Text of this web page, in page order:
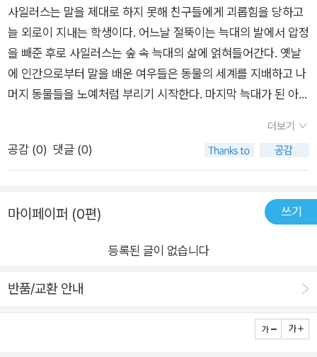
#도서 #신간도서 #신간 #도서리뷰 #추천도서 #책추천 ​
리뷰는 출판사로부터 도서를 제공받아 작성했습니다**
대와 여우가 갖는 상반된 은유적 의미가 판타지와 절묘하게 엮여
들어가'자연과 인간', '말의 힘' 등 다양한 주제를 깊이 생각해볼 수
있는 여지를 주는 책이었다.
마찬가지로 입이 떨어지지 않았기 때문이다. 억압하고 강요하는
말을 들으면 본인이 힘이 있다는 것을 잊어버리고 그 말 아래 굴
복하게 된다. 이것은 말이 가진 힘을 악용하는 것이 분명하다. 사
실 책 초반에는 여우와 늑대 중 누가 거짓말을 하고 있는지 분간
하기 어려웠다. 그만큼 노련한 거짓말은 듣는 사람의 판단을 흐린
다. 나를 위해주는는 것 같지만, 살살 꼬드겨 나를 이용하곤 한다.
어쨌든 인간을 따라 하는 여우들의 공동체와 여우의 거짓말로 인
다고 여겼는데, 책 말미에 실린 작가 인터뷰에서 아이디어의 근원
을 알 수 있었다. 작가 샘 톰슨에게는 3명의 아들이 있는데, 한 아
이가 5살 무렵에 언어 장애를 조금 겪었다고 한다. 그는 늑대에
말을 했다고 한다. 이것이 이야기의 주인공들을 정하는 재료가 되
통해 인간 세계의 잘못된 부분을 지적하고 있다는 느낌을 받았다.
사일러스는 말을 제대로 하지 못해 친구들에게 괴롭힘을 당하고
늘 외로이 지내는 학생이다. 어느날 절뚝이는 늑대의 발에서 압정
을 빼준 후로 사일러스는 숲 속 늑대의 삶에 얽혀들어간다. 옛날
에 인간으로부터 말을 배운 여우들은 동물의 세계를 지배하고 나
머지 동물들을 노예처럼 부리기 시작한다. 마지막 늑대가 된 아이
놔주지 않는다.사일러스는 늑대의 편이 되어 함께 싸우고, 끝내
여우의 우두머리 레이너스와 맞서게 된다. 현실에서 말더듬이 사
일러스는 늑대들과 함께일 때는 말이 자연스럽게 잘 나온다. 절체
절명의 순간 여우들을 설득시켜 위기를 벗어나는 사일러스는 말
의 힘을 실감한다. 다시 현실로 돌아온 사일러스는 여전히 말더듬
은 사일러스에게 남아있다. 살아가는 동안 사일러스가 자존감을
상이다. 번지르르한 말에 속고, 현혹되기 쉬운 요즘이다. 먼지처
럼 부유하는 말들 속에 진실을 담은 언어, 우리를 살리는 언어를
찾고 싶다. 좋은 이야기를 읽고 사색하다보면 진실의 언어를 알아
더보기
공감 (0) 댓글 (0)
마이페이퍼 (0편) 쓰기
등록된 글이 없습니다
반품/교환 안내